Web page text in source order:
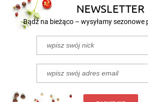
NEWSLETTER
Bądź na bieżąco – wysyłamy sezonowe